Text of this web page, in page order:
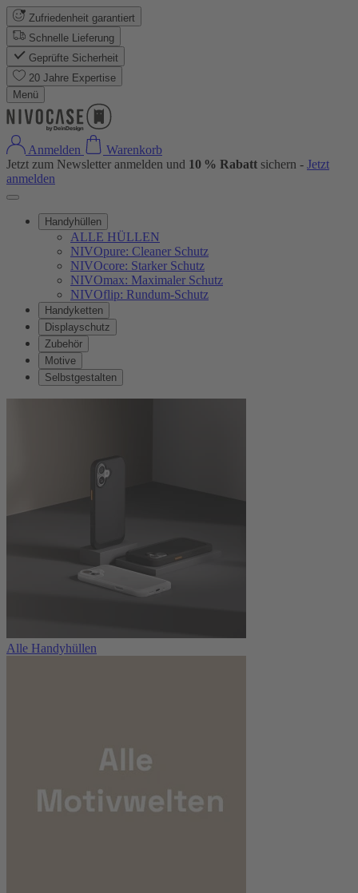
Zufriedenheit garantiert
Schnelle Lieferung
Geprüfte Sicherheit
20 Jahre Expertise
Menü
Anmelden
Warenkorb
Jetzt zum Newsletter anmelden und 10 % Rabatt sichern - Jetzt
anmelden
Handyhüllen
ALLE HÜLLEN
NIVOpure: Cleaner Schutz
NIVOcore: Starker Schutz
NIVOmax: Maximaler Schutz
NIVOflip: Rundum-Schutz
Handyketten
Displayschutz
Zubehör
Motive
Selbstgestalten
Alle Handyhüllen